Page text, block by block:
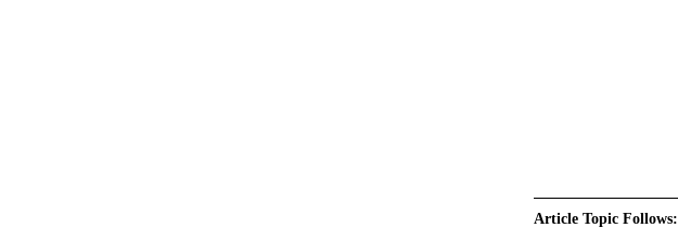
Article Topic Follows: